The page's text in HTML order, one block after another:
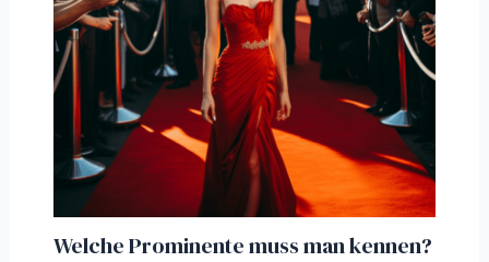
Welche Prominente muss man kennen?